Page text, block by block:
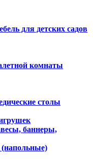
для детских садов
комнаты
столы
баннеры,
(напольные)